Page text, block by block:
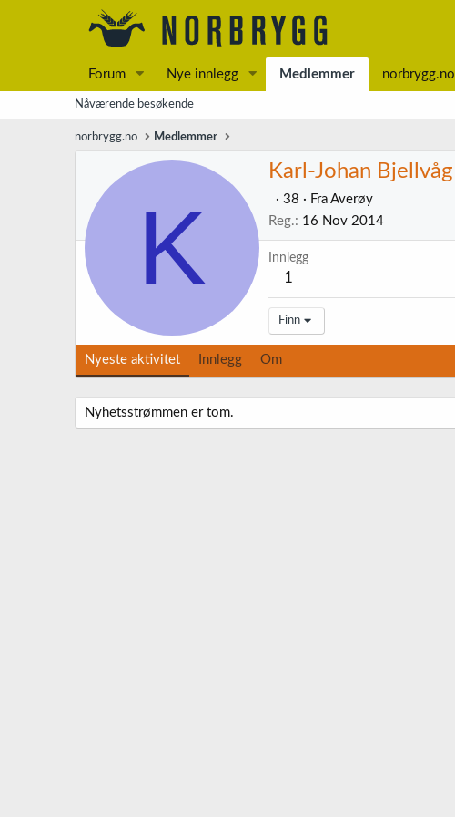
Forum Nye innlegg Medlemmer norbrygg.no
Nåværende besøkende
norbrygg.no Medlemmer
K
Karl-Johan Bjellvåg
· 38 · Fra Averøy
Reg.
16 Nov 2014
Innlegg
1
Finn
Nyeste aktivitet Innlegg Om
Nyhetsstrømmen er tom.